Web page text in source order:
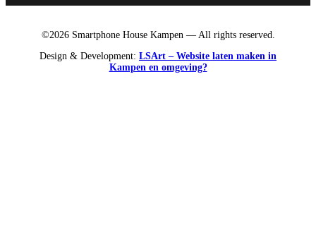
©2026 Smartphone House Kampen — All rights reserved.
Design & Development: LSArt – Website laten maken in
Kampen en omgeving?